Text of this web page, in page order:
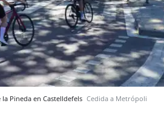
Pineda en Castelldefels Cedida a Metrópoli